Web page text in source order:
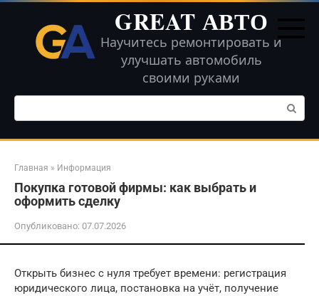
Перейти
контенту
GREAT АВТО
Научитесь ремонтировать и
улучшать автомобиль
своими руками
Поиск:
Главная » Информация
Покупка готовой фирмы: как выбрать и
оформить сделку
Опубликовано: 07.07.2026
Открыть бизнес с нуля требует времени: регистрация
юридического лица, постановка на учёт, получение